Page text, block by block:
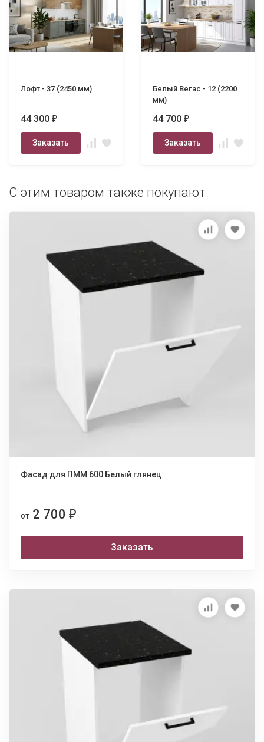
Лофт - 37 (2450 мм)
44 300 ₽
Заказать
Белый Вегас - 12 (2200
мм)
44 700 ₽
Заказать
С этим товаром также покупают
Фасад для ПММ 600 Белый глянец
от 2 700 ₽
Заказать